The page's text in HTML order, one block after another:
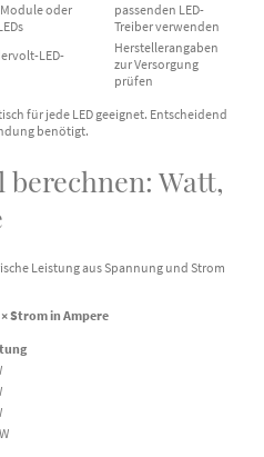
oder
passenden LED-
Treiber verwenden
LED-
Herstellerangaben
zur Versorgung
prüfen
für jede LED geeignet. Entscheidend
benötigt.
berechnen: Watt,
Leistung aus Spannung und Strom
Strom in Ampere